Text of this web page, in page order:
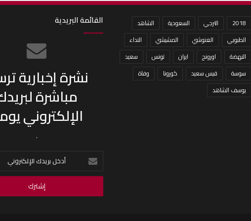
2018 الترجي السعودية
الشاهد
الطبوبي
الغنوشي المشيشي
النداء
النهضة
اورونج ايران تونس
سعيد
سوسة
قيس سعيد كورونا
وفاة
يوسف الشاهد
القائمة البريدية
نشرة إخبارية
مباشرة
الإلكتروني
.
أدخل
بريدك
الإلكتروني